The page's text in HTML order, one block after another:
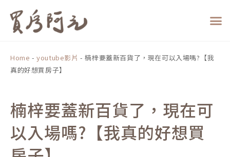
Home -youtube影片 -楠梓要蓋新百貨了，現在可以入場嗎?【我
真的好想買房子】
楠梓要蓋新百貨了，現在可
以入場嗎?【我真的好想買